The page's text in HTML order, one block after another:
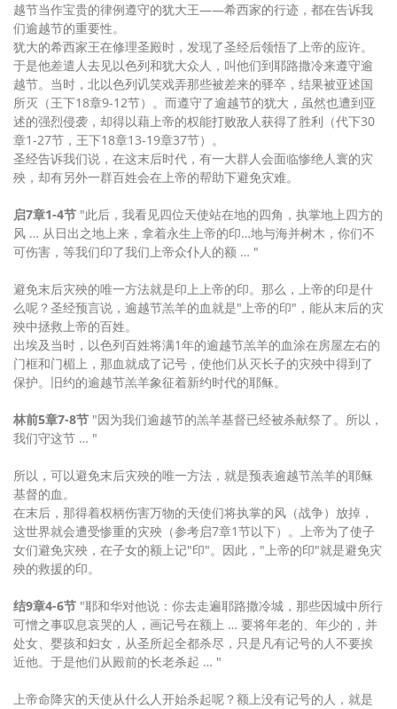
越节当作宝贵的律例遵守的犹大王——希西家的行迹，都在告诉我
们逾越节的重要性。
犹大的希西家王在修理圣殿时，发现了圣经后领悟了上帝的应许。
于是他差遣人去见以色列和犹大众人，叫他们到耶路撒冷来遵守逾
越节。当时，北以色列讥笑戏弄那些被差来的驿卒，结果被亚述国
所灭（王下18章9-12节）。而遵守了逾越节的犹大，虽然也遭到亚
述的强烈侵袭，却得以藉上帝的权能打败敌人获得了胜利（代下30
章1-27节，王下18章13-19章37节）。
圣经告诉我们说，在这末后时代，有一大群人会面临惨绝人寰的灾
殃，却有另外一群百姓会在上帝的帮助下避免灾难。
启7章1-4节 "此后，我看见四位天使站在地的四角，执掌地上四方的
风 … 从日出之地上来，拿着永生上帝的印…地与海并树木，你们不
可伤害，等我们印了我们上帝众仆人的额 … "
避免末后灾殃的唯一方法就是印上上帝的印。那么，上帝的印是什
么呢？圣经预言说，逾越节羔羊的血就是"上帝的印"，能从末后的灾
殃中拯救上帝的百姓。
出埃及当时，以色列百姓将满1年的逾越节羔羊的血涂在房屋左右的
门框和门楣上，那血就成了记号，使他们从灭长子的灾殃中得到了
保护。旧约的逾越节羔羊象征着新约时代的耶稣。
林前5章7-8节 "因为我们逾越节的羔羊基督已经被杀献祭了。所以，
我们守这节 … "
所以，可以避免末后灾殃的唯一方法，就是预表逾越节羔羊的耶稣
基督的血。
在末后，那得着权柄伤害万物的天使们将执掌的风（战争）放掉，
这世界就会遭受惨重的灾殃（参考启7章1节以下）。上帝为了使子
女们避免灾殃，在子女的额上记"印"。因此，"上帝的印"就是避免灾
殃的救援的印。
结9章4-6节 "耶和华对他说：你去走遍耶路撒冷城，那些因城中所行
可憎之事叹息哀哭的人，画记号在额上 … 要将年老的、年少的，并
处女、婴孩和妇女，从圣所起全都杀尽，只是凡有记号的人不要挨
近他。于是他们从殿前的长老杀起 … "
上帝命降灾的天使从什么人开始杀起呢？额上没有记号的人，就是